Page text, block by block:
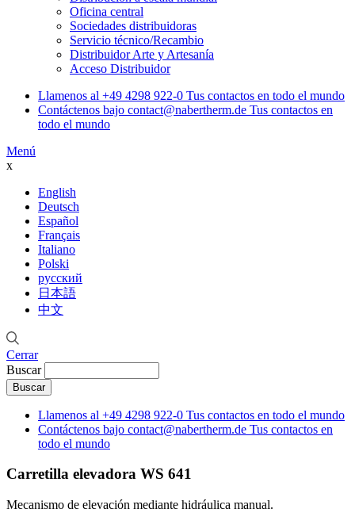
Oficina central
Sociedades distribuidoras
Servicio técnico/Recambio
Distribuidor Arte y Artesanía
Acceso Distribuidor
Llamenos al +49 4298 922-0 Tus contactos en todo el mundo
Contáctenos bajo contact@nabertherm.de Tus contactos en
todo el mundo
Menú
x
English
Deutsch
Español
Français
Italiano
Polski
русский
日本語
中文
Cerrar
Buscar
Llamenos al +49 4298 922-0 Tus contactos en todo el mundo
Contáctenos bajo contact@nabertherm.de Tus contactos en
todo el mundo
Carretilla elevadora WS 641
Mecanismo de elevación mediante hidráulica manual.